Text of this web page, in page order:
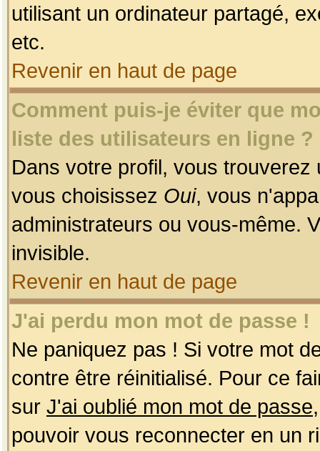
utilisant un ordinateur partagé,
etc.
Revenir en haut de page
Comment puis-je éviter que
liste des utilisateurs en ligne ?
Dans votre profil, vous
vous choisissez Oui, vous
administrateurs ou vous-même.
invisible.
Revenir en haut de page
J'ai perdu mon mot de passe !
Ne paniquez pas ! Si votre mot
contre être réinitialisé. Pour ce
sur J'ai oublié mon mot de passe
pouvoir vous reconnecter en un